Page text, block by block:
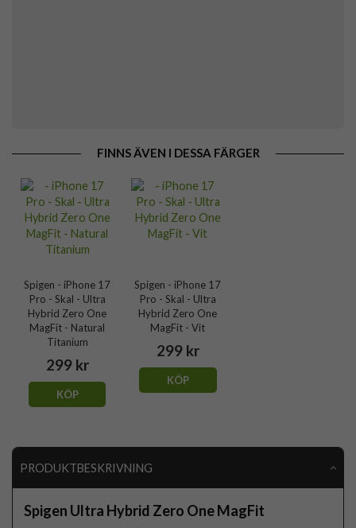
FINNS ÄVEN I DESSA FÄRGER
Spigen - iPhone 17
Pro - Skal - Ultra
Hybrid Zero One
MagFit - Natural
Titanium
299 kr
KÖP
Spigen - iPhone 17
Pro - Skal - Ultra
Hybrid Zero One
MagFit - Vit
299 kr
KÖP
PRODUKTBESKRIVNING
Spigen Ultra Hybrid Zero One MagFit